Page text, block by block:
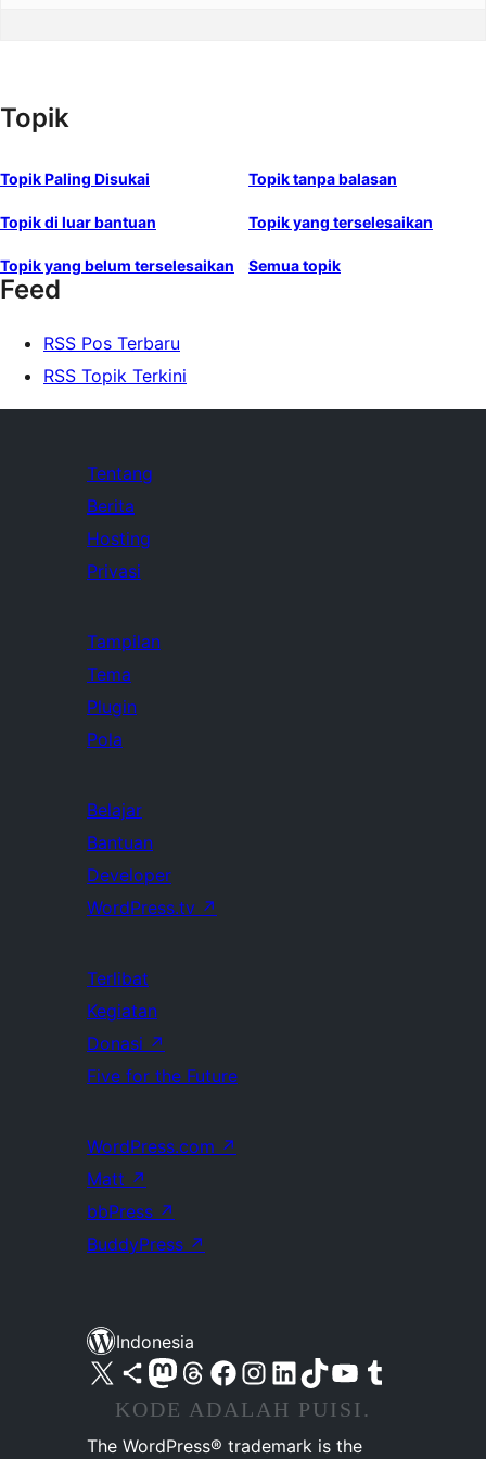
Topik
Topik Paling Disukai Topik tanpa balasan
Topik di luar bantuan Topik yang terselesaikan
Topik yang belum terselesaikan Semua topik
Feed
RSS Pos Terbaru
RSS Topik Terkini
Tentang
Berita
Hosting
Privasi
Tampilan
Tema
Plugin
Pola
Belajar
Bantuan
Developer
WordPress.tv ↗
Terlibat
Kegiatan
Donasi ↗
Five for the Future
WordPress.com ↗
Matt ↗
bbPress ↗
BuddyPress ↗
Indonesia
Kunjungi akun X (sebelumnya Twitter) kamiVisit our Bluesky account
Kunjungi akun Mastodon kamiVisit our Threads account
Kunjungi halaman Facebook kamiKunjungi akun Instagram kamiKunjungi akun LinkedIn kamiVisit our TikTok account
Kunjungi channel YouTube kamiVisit our Tumblr account
KODE ADALAH PUISI.
The WordPress® trademark is the